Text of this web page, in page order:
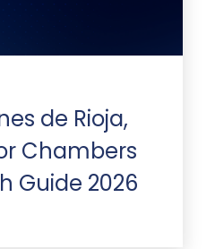
de Rioja,
Chambers
Guide 2026